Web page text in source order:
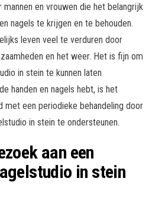
en vrouwen die het belangrijk
nagels te krijgen en te behouden.
leven veel te verduren door
en het weer. Het is fijn om
in stein te kunnen laten
handen en nagels hebt, is het
met een periodieke behandeling door
in stein te ondersteunen.
aan een
in stein